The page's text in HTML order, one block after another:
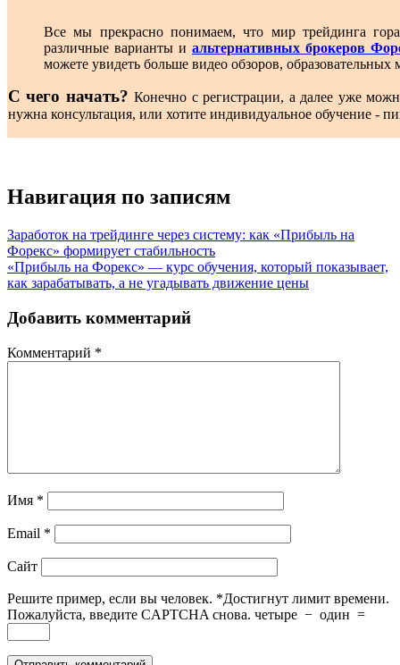
Все мы прекрасно понимаем, что мир трейдинга
различные варианты и альтернативных брокеров
можете увидеть больше видео обзоров, образовательных
С чего начать?Конечно с регистрации, а далее уже
нужна консультация, или хотите индивидуальное обучение -
Навигация по записям
Заработок на трейдинге через систему: как «Прибыль на
Форекс» формирует стабильность
«Прибыль на Форекс» — курс обучения, который показывает,
как зарабатывать, а не угадывать движение цены
Добавить комментарий
Комментарий *
Имя *
Email *
Сайт
Решите пример, если вы человек. *Достигнут лимит времени.
Пожалуйста, введите CAPTCHA снова. четыре − один =